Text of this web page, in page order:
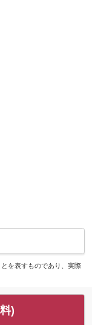
を表すものであり、実際
)